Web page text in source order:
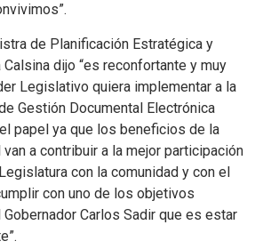
de Planificación Estratégica y
dijo “es reconfortante y muy
Legislativo quiera implementar a la
Gestión Documental Electrónica
papel ya que los beneficios de la
a contribuir a la mejor participación
con la comunidad y con el
con uno de los objetivos
Carlos Sadir que es estar